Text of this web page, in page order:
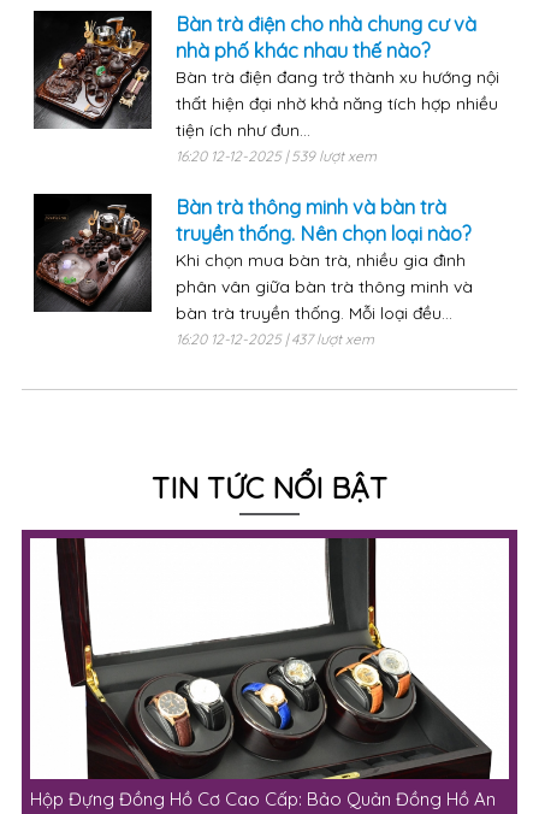
Bàn trà điện cho nhà chung cư và
nhà phố khác nhau thế nào?
Bàn trà điện đang trở thành xu hướng nội
thất hiện đại nhờ khả năng tích hợp nhiều
tiện ích như đun...
16:20 12-12-2025 | 539 lượt xem
Bàn trà thông minh và bàn trà
truyền thống. Nên chọn loại nào?
Khi chọn mua bàn trà, nhiều gia đình
phân vân giữa bàn trà thông minh và
bàn trà truyền thống. Mỗi loại đều...
16:20 12-12-2025 | 437 lượt xem
TIN TỨC NỔI BẬT
Hộp Đựng Đồng Hồ Cơ Cao Cấp: Bảo Quản Đồng Hồ An